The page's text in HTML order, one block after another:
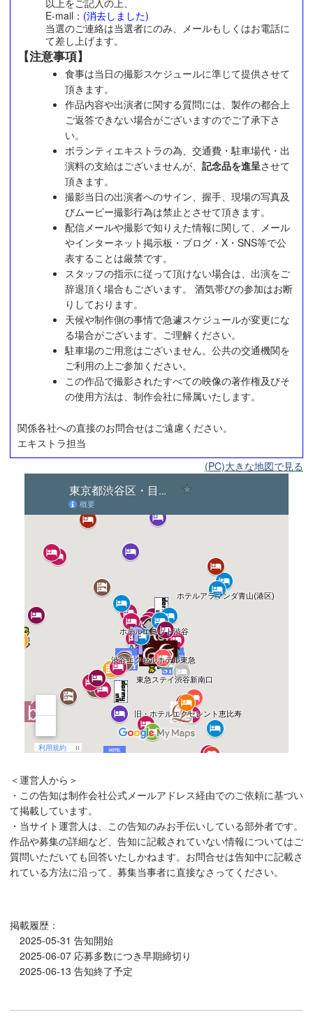
以上をご記入の上、
E-mail： (消去しました)
当選のご連絡は当選者にのみ、メールもしくはお電話に
て差し上げます。
【注意事項】
食事は当日の撮影スケジュールに準じて提供させて
頂きます。
作品内容や出演者に関する質問には、製作の都合上
ご返答できない場合がございますのでご了承下さ
い。
ボランティエキストラの為、交通費・駐車場代・出
演料の支給はございませんが、 記念品を進呈させて
頂きます。
撮影当日の出演者へのサイン、握手、現場の写真及
びムービー撮影行為は禁止とさせて頂きます。
配信メールや撮影で知りえた情報に関して、メール
やインターネット掲示板・ブログ・X・SNS等で公
表することは厳禁です。
スタッフの指示に従って頂けない場合は、出演をご
辞退頂く場合もございます。 酒気帯びの参加はお断
りしております。
天候や制作側の事情で急遽スケジュールが変更にな
る場合がございます。ご理解ください。
駐車場のご用意はございません。公共の交通機関を
ご利用の上ご参加ください。
この作品で撮影されたすべての映像の著作権及びそ
の使用方法は、制作会社に帰属いたします。
関係各社への直接のお問合せはご遠慮ください。
エキストラ担当
(PC)大きな地図で見る
＜運営人から＞
・この告知は制作会社公式メールアドレス経由でのご依頼に基づい
て掲載しています。
・当サイト運営人は、この告知のみお手伝いしている部外者です。
作品や募集の詳細など、告知に記載されていない情報についてはご
質問いただいても回答いたしかねます。お問合せは告知中に記載さ
れている方法に沿って、募集当事者に直接なさってください。
掲載履歴：
2025-05-31 告知開始
2025-06-07 応募多数につき早期締切り
2025-06-13 告知終了予定